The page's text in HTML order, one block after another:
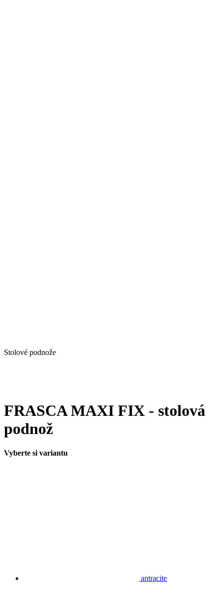
Stolové podnože
FRASCA MAXI FIX - stolová
podnož
Vyberte si variantu
antracite